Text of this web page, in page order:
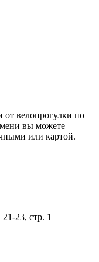
велопрогулки по
вы можете
или картой.
23, стр. 1